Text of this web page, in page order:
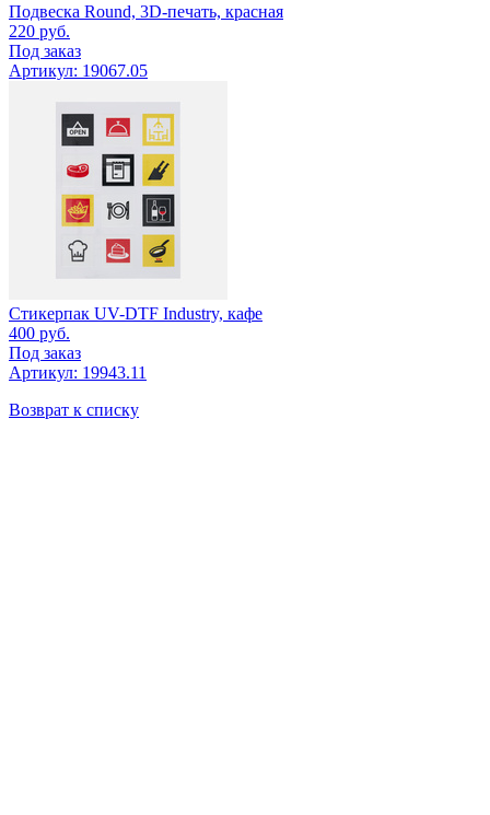
Подвеска Round, 3D-печать, красная
220 руб.
Под заказ
Артикул: 19067.05
Стикерпак UV-DTF Industry, кафе
400 руб.
Под заказ
Артикул: 19943.11
Возврат к списку